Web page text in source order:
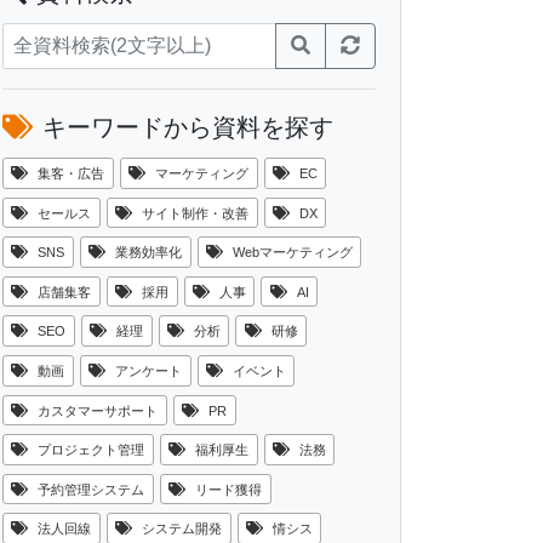
キーワードから資料を探す
集客・広告 マーケティング EC
セールス サイト制作・改善 DX
SNS 業務効率化 Webマーケティング
店舗集客 採用 人事 AI
SEO 経理 分析 研修
動画 アンケート イベント
カスタマーサポート PR
プロジェクト管理 福利厚生 法務
予約管理システム リード獲得
法人回線 システム開発 情シス